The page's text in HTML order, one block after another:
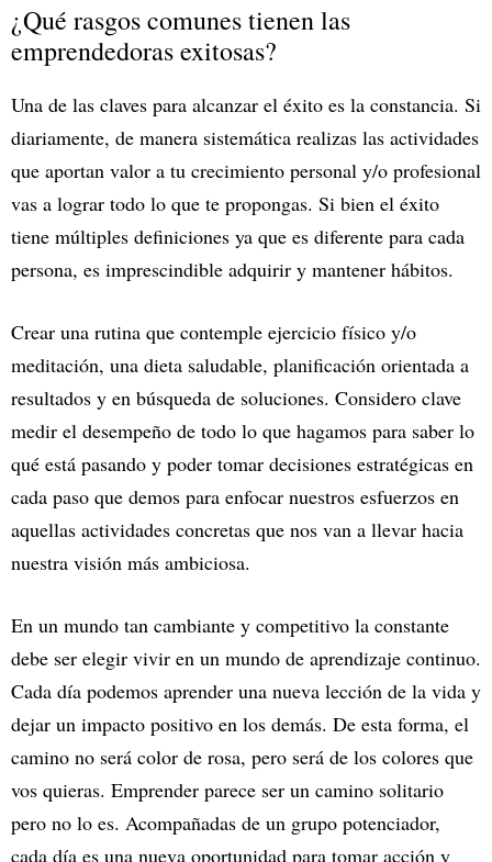
¿Qué rasgos comunes tienen las
emprendedoras exitosas?
Una de las claves para alcanzar el éxito es la constancia. Si
diariamente, de manera sistemática realizas las actividades
que aportan valor a tu crecimiento personal y/o profesional
vas a lograr todo lo que te propongas. Si bien el éxito
tiene múltiples definiciones ya que es diferente para cada
persona, es imprescindible adquirir y mantener hábitos.
Crear una rutina que contemple ejercicio físico y/o
meditación, una dieta saludable, planificación orientada a
resultados y en búsqueda de soluciones. Considero clave
medir el desempeño de todo lo que hagamos para saber lo
qué está pasando y poder tomar decisiones estratégicas en
cada paso que demos para enfocar nuestros esfuerzos en
aquellas actividades concretas que nos van a llevar hacia
nuestra visión más ambiciosa.
En un mundo tan cambiante y competitivo la constante
debe ser elegir vivir en un mundo de aprendizaje continuo.
Cada día podemos aprender una nueva lección de la vida y
dejar un impacto positivo en los demás. De esta forma, el
camino no será color de rosa, pero será de los colores que
vos quieras. Emprender parece ser un camino solitario
pero no lo es. Acompañadas de un grupo potenciador,
cada día es una nueva oportunidad para tomar acción y